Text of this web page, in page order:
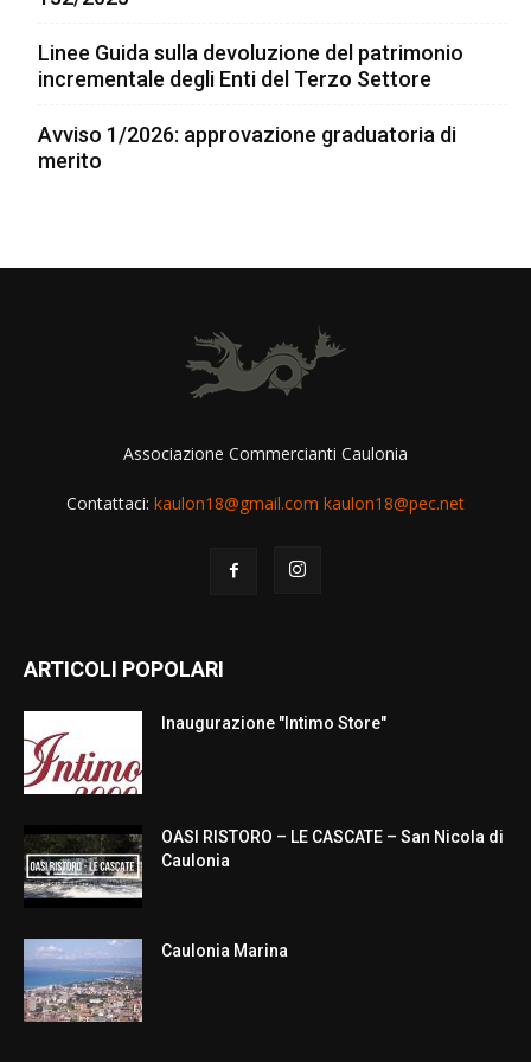
Linee Guida sulla devoluzione del patrimonio
incrementale degli Enti del Terzo Settore
Avviso 1/2026: approvazione graduatoria di
merito
Associazione Commercianti Caulonia
Contattaci: kaulon18@gmail.com kaulon18@pec.net
ARTICOLI POPOLARI
Inaugurazione "Intimo Store"
OASI RISTORO – LE CASCATE – San Nicola di
Caulonia
Caulonia Marina